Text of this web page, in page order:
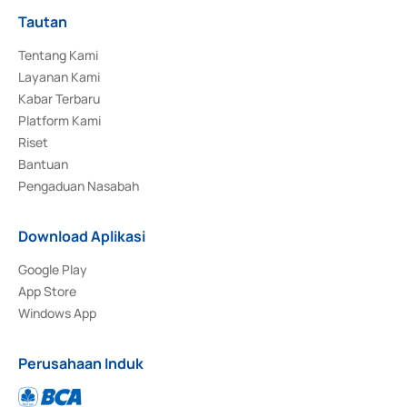
Tautan
Tentang Kami
Layanan Kami
Kabar Terbaru
Platform Kami
Riset
Bantuan
Pengaduan Nasabah
Download Aplikasi
Google Play
App Store
Windows App
Perusahaan Induk